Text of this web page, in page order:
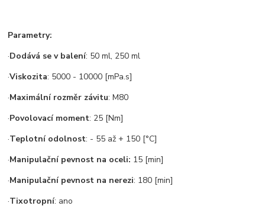
Parametry:
·Dodává se v balení: 50 ml, 250 ml
·Viskozita: 5000 - 10000 [mPa.s]
·Maximální rozměr závitu: M80
·Povolovacímoment: 25 [Nm]
·Teplotníodolnost: - 55 až + 150 [°C]
·Manipulačnípevnost na oceli: 15 [min]
·Manipulačnípevnost na nerezi: 180 [min]
·Tixotropní: ano